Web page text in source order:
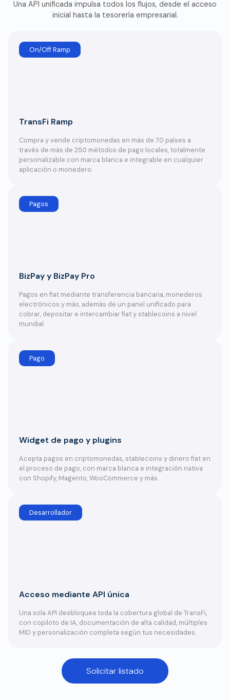
Una API unificada impulsa todos los flujos, desde el acceso
inicial hasta la tesorería empresarial.
On/Off Ramp
TransFi Ramp
Compra y vende criptomonedas en más de 70 países a
través de más de 250 métodos de pago locales, totalmente
personalizable con marca blanca e integrable en cualquier
aplicación o monedero.
Pagos
BizPay y BizPay Pro
Pagos en fiat mediante transferencia bancaria, monederos
electrónicos y más, además de un panel unificado para
cobrar, depositar e intercambiar fiat y stablecoins a nivel
mundial.
Pago
Widget de pago y plugins
Acepta pagos en criptomonedas, stablecoins y dinero fiat en
el proceso de pago, con marca blanca e integración nativa
con Shopify, Magento, WooCommerce y más.
Desarrollador
Acceso mediante API única
Una sola API desbloquea toda la cobertura global de TransFi,
con copiloto de IA, documentación de alta calidad, múltiples
MID y personalización completa según tus necesidades.
Solicitar listado